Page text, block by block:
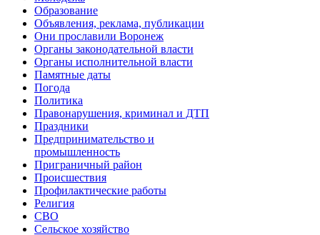
Образование
Объявления, реклама, публикации
Они прославили Воронеж
Органы законодательной власти
Органы исполнительной власти
Памятные даты
Погода
Политика
Правонарушения, криминал и ДТП
Праздники
Предпринимательство и
промышленность
Приграничный район
Происшествия
Профилактические работы
Религия
СВО
Сельское хозяйство